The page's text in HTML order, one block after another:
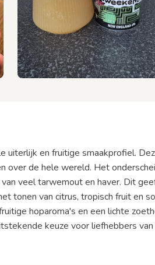
en fruitige smaakprofiel.
de hele wereld. Het
veel tarwemout en haver. Dit
tonen van citrus, tropisch fruit en
hoparoma's en een lichte
keuze voor liefhebbers